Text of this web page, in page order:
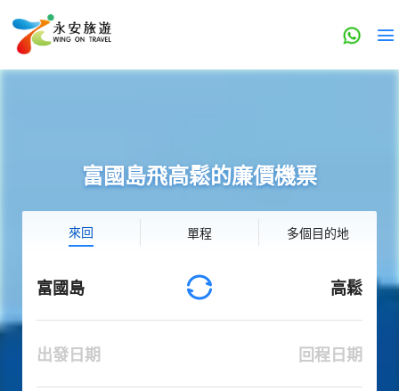
富國島飛高鬆的廉價機票
來回 單程 多個目的地
富國島 高鬆
出發日期 回程日期